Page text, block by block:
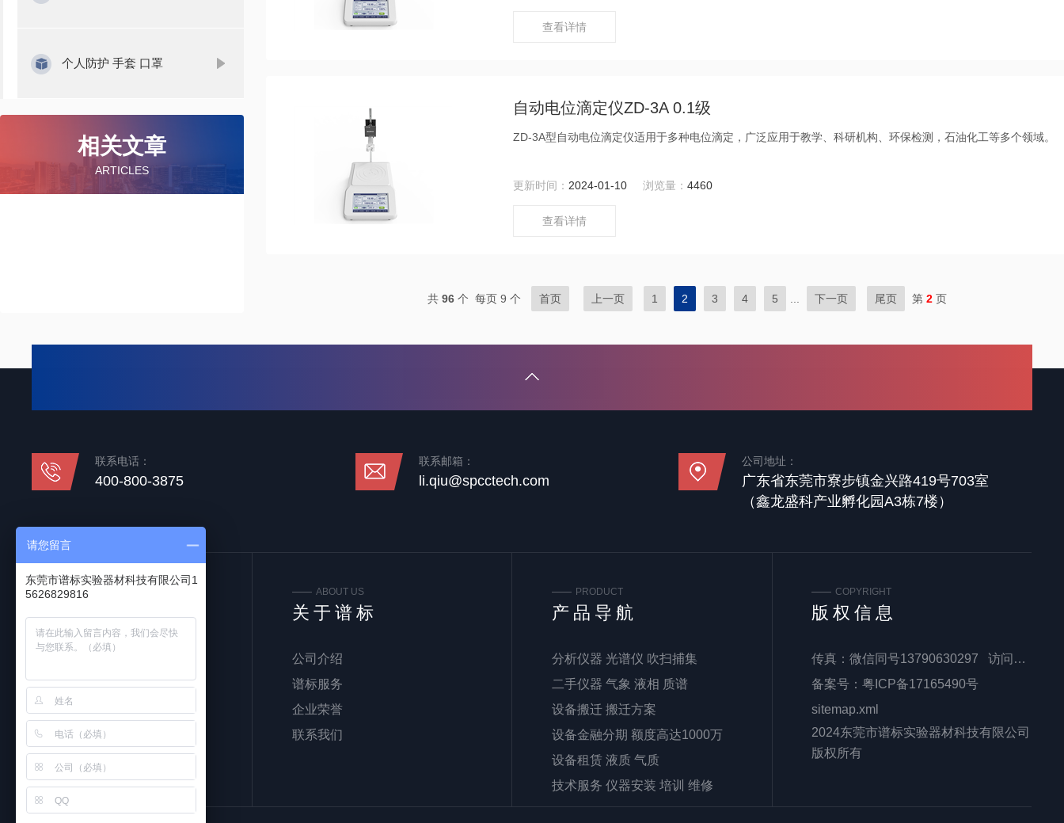
个人防护 手套 口罩
相关文章
ARTICLES
查看详情
自动电位滴定仪ZD-3A 0.1级
ZD-3A型自动电位滴定仪适用于多种电位滴定，广泛应用于教学、科研机构、环保检测，石油化工等多个领域。
更新时间： 2024-01-10 浏览量：4460
查看详情
共 96 个 每页 9 个 首页 上一页 1 2 3 4 5 下一页 尾页 第 2 页
联系电话：
400-800-3875
联系邮箱：
li.qiu@spcctech.com
公司地址：
广东省东莞市寮步镇金兴路419号703室
（鑫龙盛科产业孵化园A3栋7楼）
FOLLOW US
关注我们
ABOUT US
关于谱标
公司介绍
谱标服务
企业荣誉
联系我们
PRODUCT
产品导航
分析仪器 光谱仪 吹扫捕集
二手仪器 气象 液相 质谱
设备搬迁 搬迁方案
设备金融分期 额度高达1000万
设备租赁 液质 气质
技术服务 仪器安装 培训 维修
仪器配件 实验耗材
COPYRIGHT
版权信息
传真：微信同号13790630297 访问量：
备案号： 粤ICP备17165490号
sitemap.xml
2024东莞市谱标实验器材科技有限公司
版权所有
请您留言
东莞市谱标实验器材科技有限公司1
5626829816